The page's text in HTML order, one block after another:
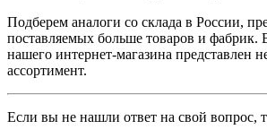
Подберем аналоги со склада в России,
поставляемых больше товаров и фабрик.
нашего интернет-магазина представлен
ассортимент.
Если вы не нашли ответ на свой вопрос,